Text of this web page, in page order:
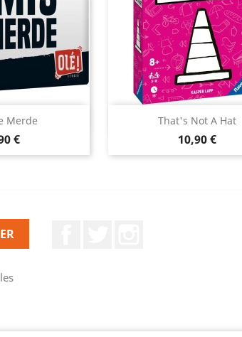
Merde
€
rapide That's Not A Hat
Prix
10,90 €
Aperçu rapide